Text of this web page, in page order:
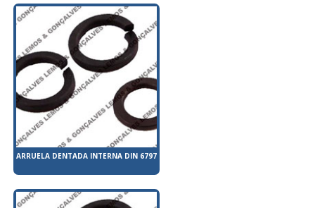
ARRUELA DENTADA INTERNA DIN 6797